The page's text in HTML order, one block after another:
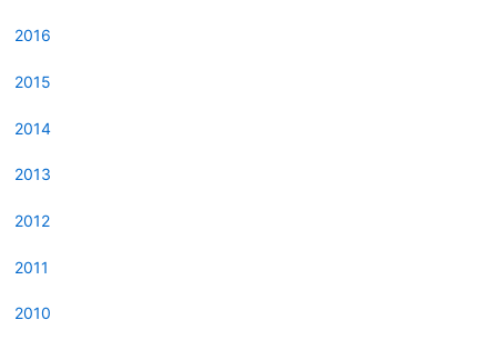
2016
2015
2014
2013
2012
2011
2010